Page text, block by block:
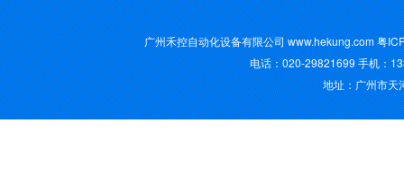
广州禾控自动化设备有限公司 www.hekung.com粤
电话：020-29821699 手机：
地址：广州市天